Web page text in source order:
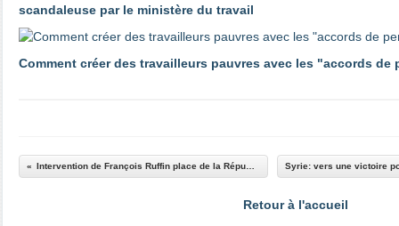
scandaleuse par le ministère du travail
Comment créer des travailleurs pauvres avec les "accords de
Retour à l'accueil